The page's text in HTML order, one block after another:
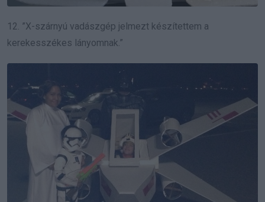
12. ”X-szárnyú vadászgép jelmezt készítettem a
kerekesszékes lányomnak.”